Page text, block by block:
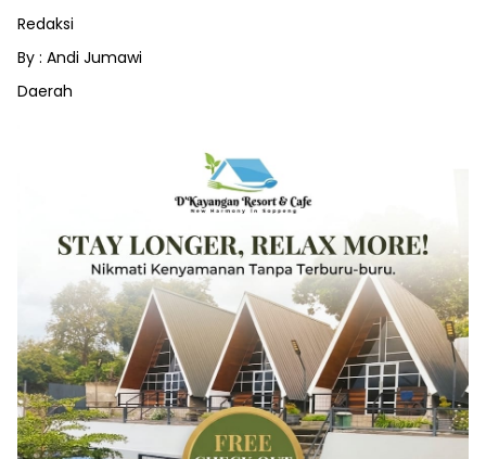
Redaksi
By : Andi Jumawi
Daerah